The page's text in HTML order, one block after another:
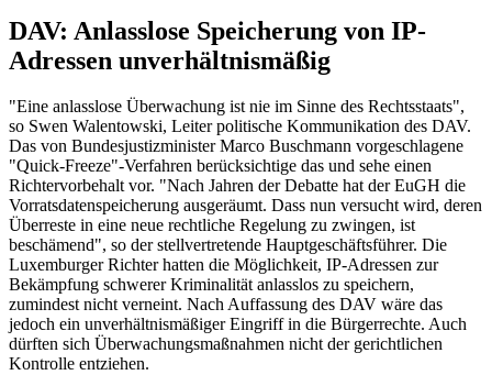
DAV: Anlasslose Speicherung von IP-
Adressen unverhältnismäßig
"Eine anlasslose Überwachung ist nie im Sinne des Rechtsstaats",
so Swen Walentowski, Leiter politische Kommunikation des DAV.
Das von Bundesjustizminister Marco Buschmann vorgeschlagene
"Quick-Freeze"-Verfahren berücksichtige das und sehe einen
Richtervorbehalt vor. "Nach Jahren der Debatte hat derEuGH die
Vorratsdatenspeicherung ausgeräumt. Dass nun versucht wird, deren
Überreste in eine neue rechtliche Regelung zu zwingen, ist
beschämend", so der stellvertretende Hauptgeschäftsführer. Die
Luxemburger Richter hatten die Möglichkeit, IP-Adressen zur
Bekämpfung schwerer Kriminalität anlasslos zu speichern,
zumindest nicht verneint. Nach Auffassung des DAV wäre das
jedoch ein unverhältnismäßiger Eingriff in die Bürgerrechte. Auch
dürften sich Überwachungsmaßnahmen nicht der gerichtlichen
Kontrolle entziehen.